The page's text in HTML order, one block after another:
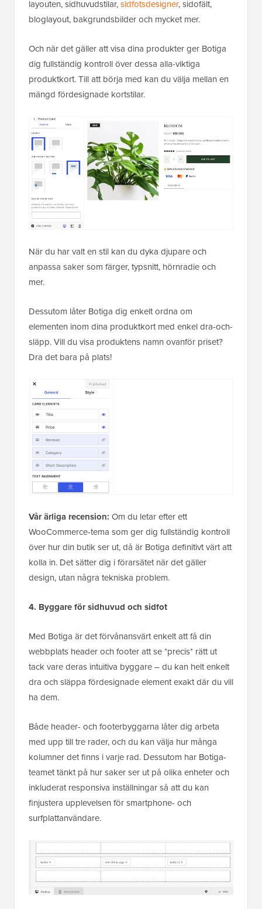
layouten, sidhuvudstilar,sidfotsdesigner, sidofält,
bloglayout, bakgrundsbilder och mycket mer.
Och när det gäller att visa dina produkter ger Botiga
dig fullständig kontroll över dessa alla-viktiga
produktkort. Till att börja med kan du välja mellan en
mängd fördesignade kortstilar.
När du har valt en stil kan du dyka djupare och
anpassa saker som färger, typsnitt, hörnradie och
mer.
Dessutom låter Botiga dig enkelt ordna om
elementen inom dina produktkort med enkel dra-och-
släpp. Vill du visa produktens namn ovanför priset?
Dra det bara på plats!
Vår ärliga recension: Om du letar efter ett
WooCommerce-tema som ger dig fullständig kontroll
över hur din butik ser ut, då är Botiga definitivt värt att
kolla in. Det sätter dig i förarsätet när det gäller
design, utan några tekniska problem.
4. Byggare för sidhuvud och sidfot
Med Botiga är det förvånansvärt enkelt att få din
webbplats header och footer att se *precis* rätt ut
tack vare deras intuitiva byggare – du kan helt enkelt
dra och släppa fördesignade element exakt där du vill
ha dem.
Både header- och footerbyggarna låter dig arbeta
med upp till tre rader, och du kan välja hur många
kolumner det finns i varje rad. Dessutom har Botiga-
teamet tänkt på hur saker ser ut på olika enheter och
inkluderat responsiva inställningar så att du kan
finjustera upplevelsen för smartphone- och
surfplattanvändare.